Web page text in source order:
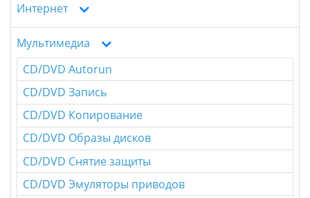
Интернет
Мультимедиа
CD/DVD Autorun
CD/DVD Запись
CD/DVD Копирование
CD/DVD Образы дисков
CD/DVD Снятие защиты
CD/DVD Эмуляторы приводов